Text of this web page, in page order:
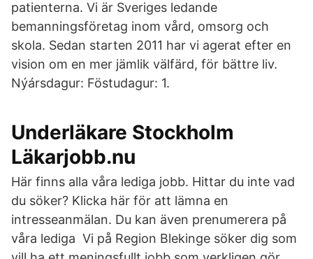
patienterna. Vi är Sveriges ledande
bemanningsföretag inom vård, omsorg och
skola. Sedan starten 2011 har vi agerat efter en
vision om en mer jämlik välfärd, för bättre liv.
Nýársdagur: Föstudagur: 1.
Underläkare Stockholm
Läkarjobb.nu
Här finns alla våra lediga jobb. Hittar du inte vad
du söker? Klicka här för att lämna en
intresseanmälan. Du kan även prenumerera på
våra lediga Vi på Region Blekinge söker dig som